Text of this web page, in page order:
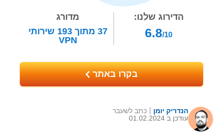
הדירוג שלנו:
6.8/10
מדורג
37 מתוך193 שירותי
VPN
בקרו באתר
הנדריק יומן
עודכן ב 01.02.2024
כתב לשעבר